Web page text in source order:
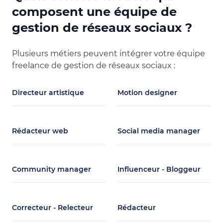
Création d'identité graphique
Identité visuelle
Identité de
Charte
composent une équipe de
gestion de réseaux sociaux ?
Plusieurs métiers peuvent intégrer votre équipe
freelance de gestion de réseaux sociaux :
Directeur artistique Motion designer
Rédacteur web Social media manager
Community manager Influenceur - Bloggeur
Correcteur - Relecteur Rédacteur